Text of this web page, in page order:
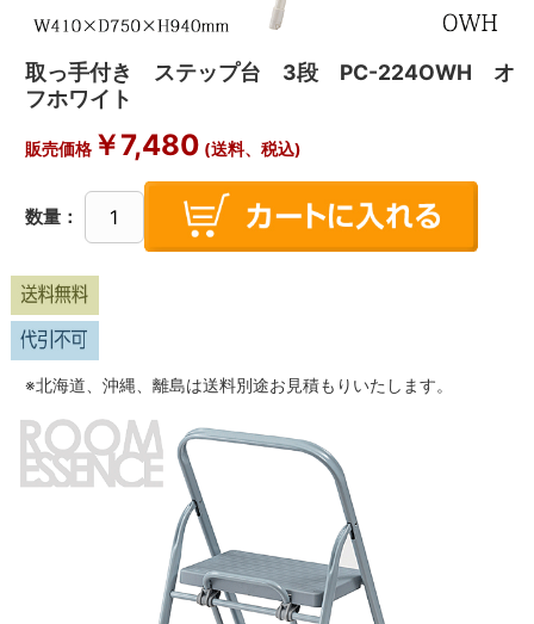
取っ手付き ステップ台 3段 PC-224OWH オ
フホワイト
販売価格￥7,480 (送料、税込)
数量：
※北海道、沖縄、離島は送料別途お見積もりいたします。